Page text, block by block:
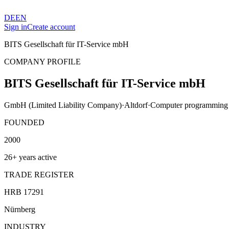
DEEN
Sign inCreate account
BITS Gesellschaft für IT-Service mbH
COMPANY PROFILE
BITS Gesellschaft für IT-Service mbH
GmbH (Limited Liability Company)·Altdorf·Computer
FOUNDED
2000
26+ years active
TRADE REGISTER
HRB 17291
Nürnberg
INDUSTRY